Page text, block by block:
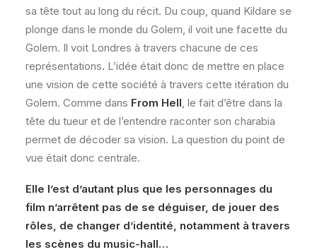
sa tête tout au long du récit. Du coup, quand Kildare se
plonge dans le monde du Golem, il voit une facette du
Golem. Il voit Londres à travers chacune de ces
représentations. L’idée était donc de mettre en place
une vision de cette société à travers cette itération du
Golem. Comme dans From Hell, le fait d’être dans la
tête du tueur et de l’entendre raconter son charabia
permet de décoder sa vision. La question du point de
vue était donc centrale.
Elle l’est d’autant plus que les personnages du
film n’arrêtent pas de se déguiser, de jouer des
rôles, de changer d’identité, notamment à travers
les scènes du music-hall…